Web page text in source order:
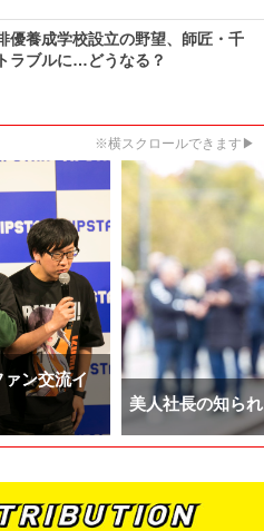
優養成学校設立の野望、師匠・千
ラブルに…どうなる？
※横スクロールできます▶
ン交流イ
美人社長の知ら